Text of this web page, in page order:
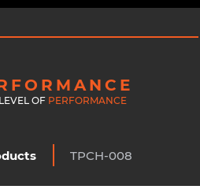
OF PERFORMANCE
TPCH-008